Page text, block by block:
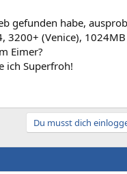
gefunden habe,
(Venice),
Eimer?
ich Superfroh!
Du musst dich